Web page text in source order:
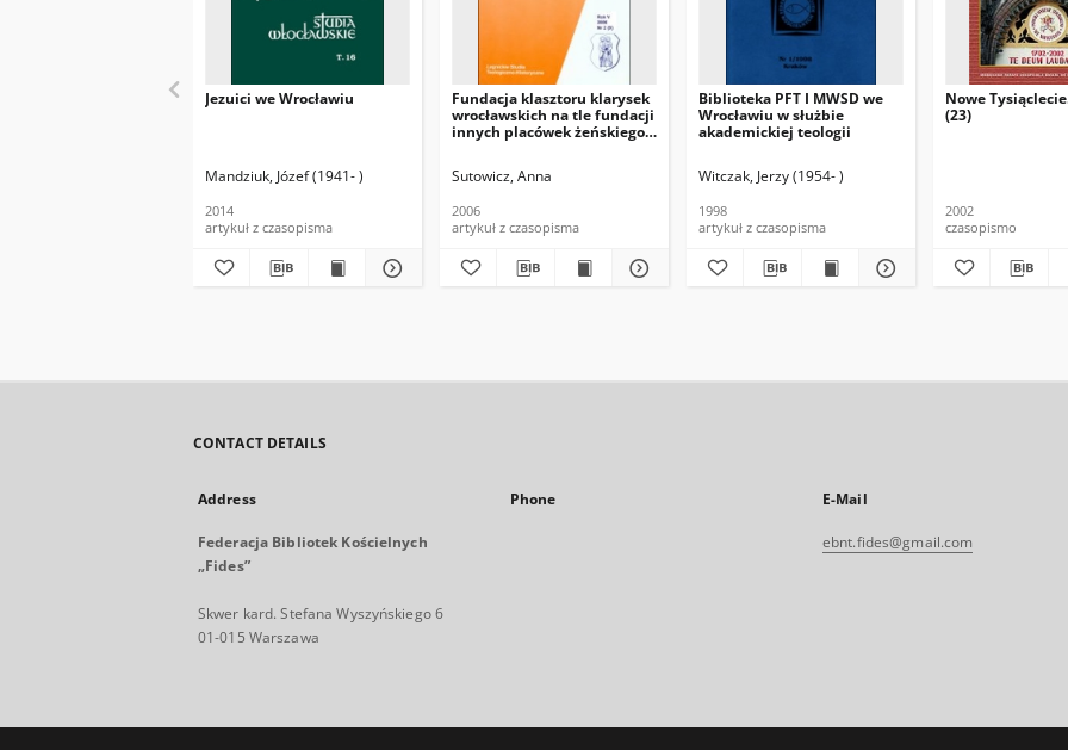
Jezuici we Wrocławiu
Mandziuk, Józef (1941- )
2014
artykuł z czasopisma
Fundacja klasztoru klarysek
wrocławskich na tle fundacji
innych placówek żeńskiego
Sutowicz, Anna
2006
artykuł z czasopisma
Biblioteka PFT I MWSD we
Wrocławiu w służbie
akademickiej teologii
Witczak, Jerzy (1954- )
1998
artykuł z czasopisma
Nowe
(23)
2002
czasopismo
CONTACT DETAILS
Address
Federacja Bibliotek Kościelnych
„Fides”
Skwer kard. Stefana Wyszyńskiego 6
01-015 Warszawa
Phone E-Mail
ebnt.fides@gmail.com